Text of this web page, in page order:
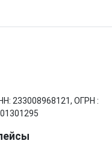
233008968121, ОГРН :